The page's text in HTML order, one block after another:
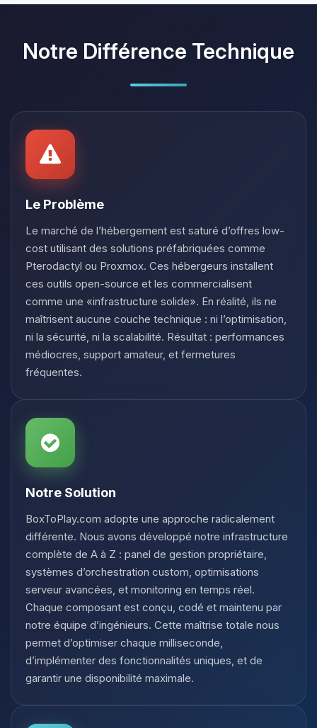
Notre Différence Technique
Le Problème
Le marché de l’hébergement est saturé d’offres low-
cost utilisant des solutions préfabriquées comme
Pterodactyl ou Proxmox. Ces hébergeurs installent
ces outils open-source et les commercialisent
comme une «infrastructure solide». En réalité, ils ne
maîtrisent aucune couche technique : ni l’optimisation,
ni la sécurité, ni la scalabilité. Résultat : performances
médiocres, support amateur, et fermetures
fréquentes.
Notre Solution
BoxToPlay.com adopte une approche radicalement
différente. Nous avons développé notre infrastructure
complète de A à Z : panel de gestion propriétaire,
systèmes d’orchestration custom, optimisations
serveur avancées, et monitoring en temps réel.
Chaque composant est conçu, codé et maintenu par
notre équipe d’ingénieurs. Cette maîtrise totale nous
permet d’optimiser chaque milliseconde,
d’implémenter des fonctionnalités uniques, et de
garantir une disponibilité maximale.
Youpi, enfin quelqu’un pour me